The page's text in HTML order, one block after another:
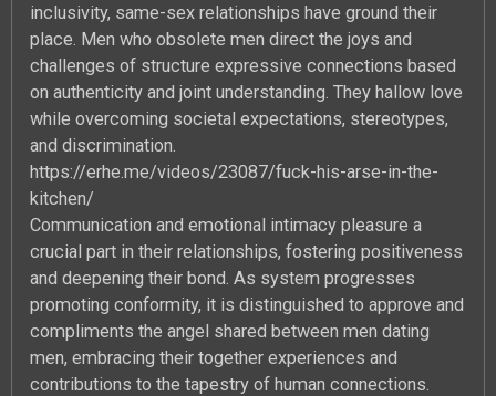
inclusivity, same-sex relationships have ground their
place. Men who obsolete men direct the joys and
challenges of structure expressive connections based
on authenticity and joint understanding. They hallow love
while overcoming societal expectations, stereotypes,
and discrimination.
https://erhe.me/videos/23087/fuck-his-arse-in-the-
kitchen/
Communication and emotional intimacy pleasure a
crucial part in their relationships, fostering positiveness
and deepening their bond. As system progresses
promoting conformity, it is distinguished to approve and
compliments the angel shared between men dating
men, embracing their together experiences and
contributions to the tapestry of human connections.